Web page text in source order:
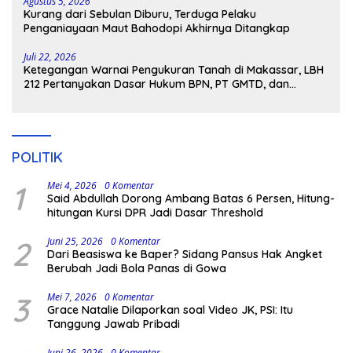
Kurang dari Sebulan Diburu, Terduga Pelaku
Penganiayaan Maut Bahodopi Akhirnya Ditangkap
Juli 22, 2026
Ketegangan Warnai Pengukuran Tanah di Makassar, LBH
212 Pertanyakan Dasar Hukum BPN, PT GMTD, dan
POLITIK
1 Mei 4, 2026 0 Komentar
Said Abdullah Dorong Ambang Batas 6 Persen, Hitung-
hitungan Kursi DPR Jadi Dasar Threshold
2 Juni 25, 2026 0 Komentar
Dari Beasiswa ke Baper? Sidang Pansus Hak Angket
Berubah Jadi Bola Panas di Gowa
3 Mei 7, 2026 0 Komentar
Grace Natalie Dilaporkan soal Video JK, PSI: Itu
Tanggung Jawab Pribadi